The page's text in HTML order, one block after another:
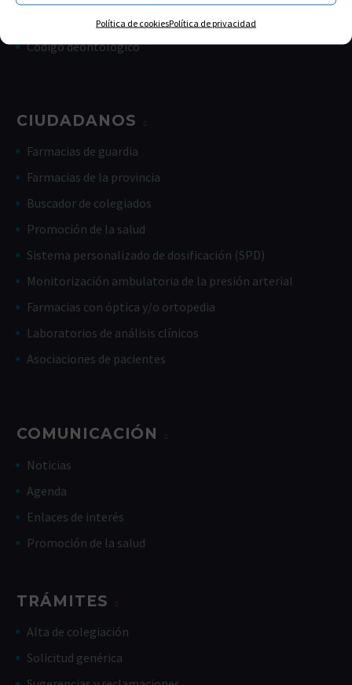
Política de cookiesPolítica de privacidad
Código deontológico
CIUDADANOS
Farmacias de guardia
Farmacias de la provincia
Buscador de colegiados
Promoción de la salud
Sistema personalizado de dosificación (SPD)
Monitorización ambulatoria de la presión arterial
Farmacias con óptica y/o ortopedia
Laboratorios de análisis clínicos
Asociaciones de pacientes
COMUNICACIÓN
Noticias
Agenda
Enlaces de interés
Promoción de la salud
TRÁMITES
Alta de colegiación
Solicitud genérica